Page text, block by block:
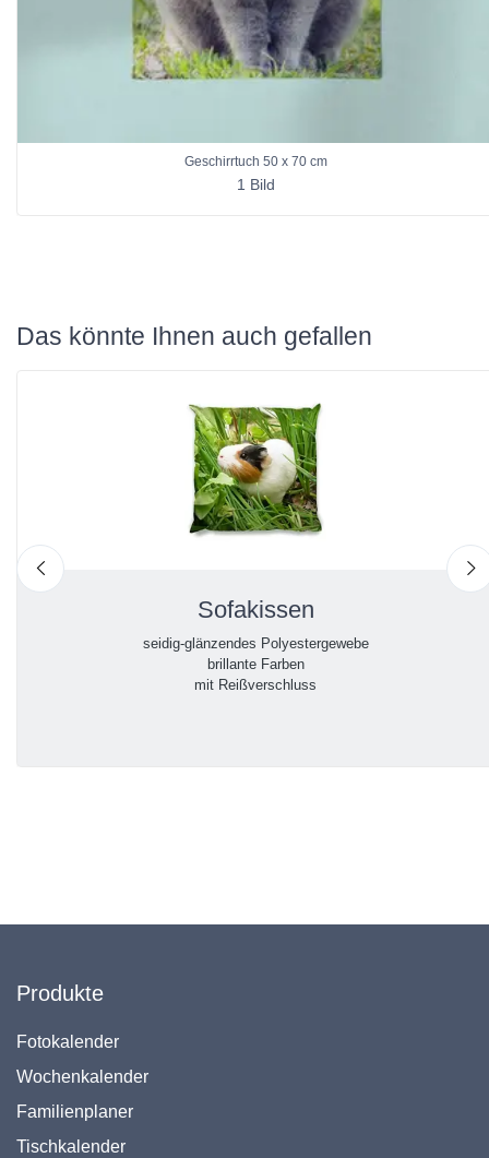
Geschirrtuch 50 x 70 cm
1 Bild
Das könnte Ihnen auch gefallen
Sofakissen
seidig-glänzendes Polyestergewebe
brillante Farben
mit Reißverschluss
Produkte
Fotokalender
Wochenkalender
Familienplaner
Tischkalender